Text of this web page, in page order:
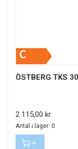
C
ÖSTBERG TKS
Pris
2 115,00 kr
Antal i lager: 0